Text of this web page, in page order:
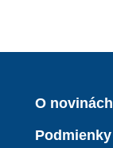
O novinách